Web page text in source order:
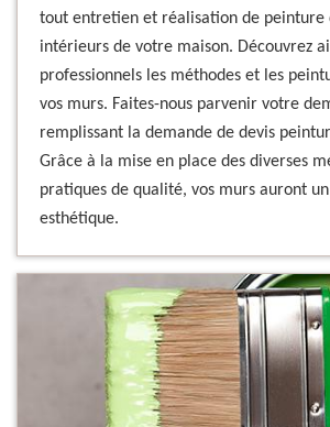
tout entretien et réalisation de peinture
intérieurs de votre maison. Découvrez
professionnels les méthodes et les
vos murs. Faites-nous parvenir votre
remplissant la demande de devis
Grâce à la mise en place des diverses
pratiques de qualité, vos murs auront
esthétique.